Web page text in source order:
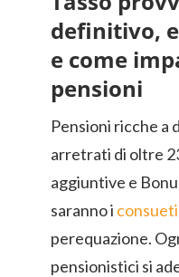
definitivo,
e come
pensioni
Pensioni ricche a
arretrati di oltre
aggiuntive e
saranno i
perequazione.
pensionistici si